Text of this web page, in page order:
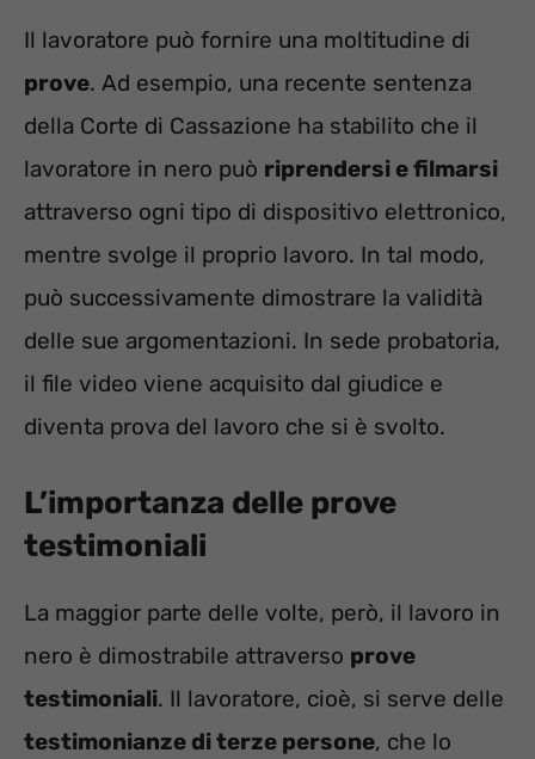
Il lavoratore può fornire una moltitudine di
prove. Ad esempio, una recente sentenza
della Corte di Cassazione ha stabilito che il
lavoratore in nero può riprendersi e filmarsi
attraverso ogni tipo di dispositivo elettronico,
mentre svolge il proprio lavoro. In tal modo,
può successivamente dimostrare la validità
delle sue argomentazioni. In sede probatoria,
il file video viene acquisito dal giudice e
diventa prova del lavoro che si è svolto.
L’importanza delle prove
testimoniali
La maggior parte delle volte, però, il lavoro in
nero è dimostrabile attraverso prove
testimoniali. Il lavoratore, cioè, si serve delle
testimonianze di terze persone, che lo